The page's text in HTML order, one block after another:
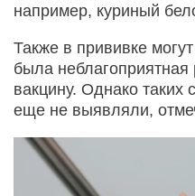
например, куриный
Также в прививке
была
вакцину. Однако таких
еще не выявляли,